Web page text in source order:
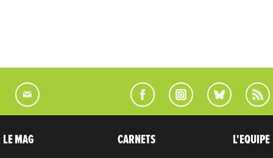
LE MAG CARNETS L'EQUIPE